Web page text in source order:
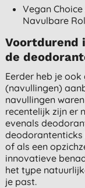
Vegan
Navulbare
Voortdurend
de
Eerder heb je
(navullingen)
navullingen
recentelijk zijn er
evenals
deodorantenticks
of als een
innovatieve
het type
je past.